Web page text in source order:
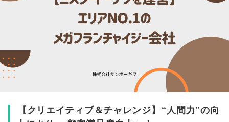
【クリエイティブ＆チャレンジ】 “人間力”の向